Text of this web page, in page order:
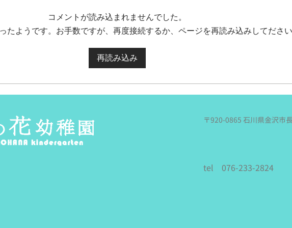
の同じ場所、
！ 「バス
ったけど、 み
。 末のバ
さなえ先生が待
リュックとプ
か．．．どうなのか．．．でも風
もあり涼しかったのは間違いな
んずさんの夏の遠足に行ってきま
した。 今日の予報が雨という
報．．．降水確率９０％！？）、
回お邪魔する、犀川沿いにある
も持
ぞ～
く…
コメントが読み込まれませんでした。
たようです。お手数ですが、再度接続するか、ページを再読み込みしてださ
再読み込み
〒920-0865 石川県金沢市長
tel 076-233-2824